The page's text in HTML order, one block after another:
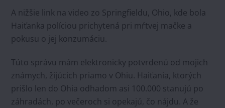
A nižšie link na video zo Springfieldu, Ohio, kde bola
Haiťanka políciou prichytená pri mŕtvej mačke a
pokusu o jej konzumáciu.
Túto správu mám elektronicky potvrdenú od mojich
známych, žijúcich priamo v Ohiu. Haiťania, ktorých
prišlo len do Ohia odhadom asi 100.000 stanujú po
záhradách, po večeroch si opekajú, čo nájdu. A že